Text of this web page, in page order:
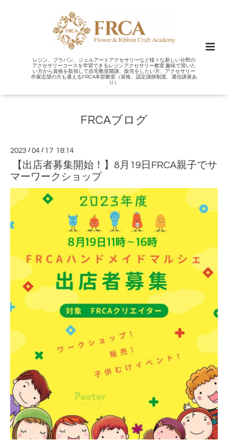
レジン、プラバン、ジェルアートアクセサリーなど様々な新しい分野の
アクセサリーコースを学習できるレジンアクセサリー教室 趣味で習いた
い方から資格を取得して自宅教室開講、販売をしたい方、アクセサリー
作家志望の方も通えるFRCA本部教室（資格、認定講師制度、通信講座あ
り）
FRCAブログ
2023 /04 / 17 18:14
【出店者募集開始！】8月19日FRCA親子でサ
マーワークショップ